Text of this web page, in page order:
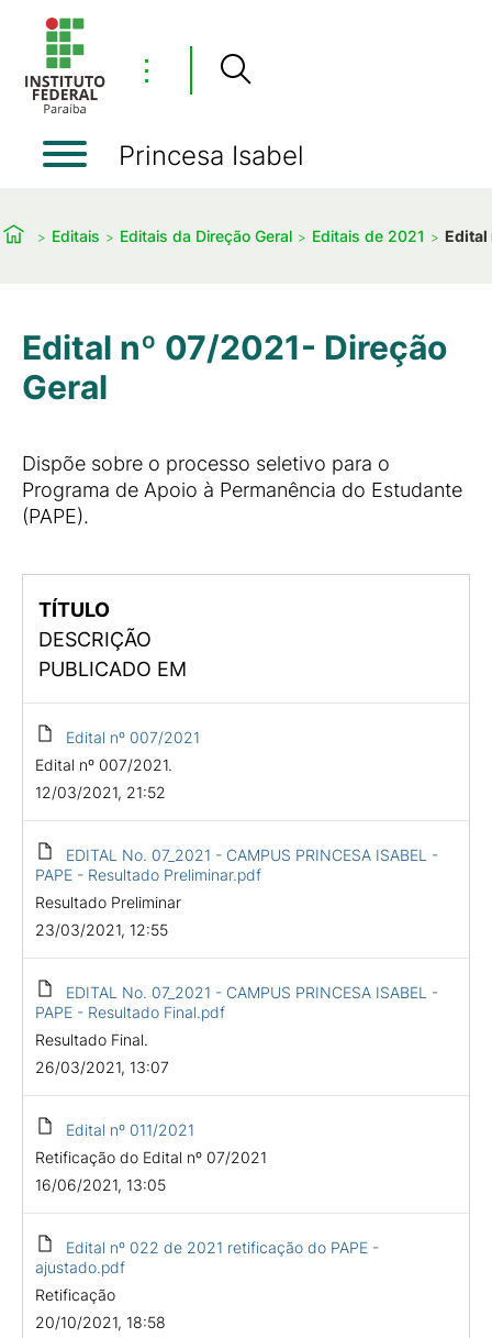
⋮
Princesa Isabel
Editais Editais da Direção Geral Editais de 2021 Edital
Edital nº 07/2021- Direção
Geral
Dispõe sobre o processo seletivo para o
Programa de Apoio à Permanência do Estudante
(PAPE).
TÍTULO
DESCRIÇÃO
PUBLICADO EM
Edital nº 007/2021
Edital nº 007/2021.
12/03/2021, 21:52
EDITAL No. 07_2021 - CAMPUS PRINCESA ISABEL -
PAPE - Resultado Preliminar.pdf
Resultado Preliminar
23/03/2021, 12:55
EDITAL No. 07_2021 - CAMPUS PRINCESA ISABEL -
PAPE - Resultado Final.pdf
Resultado Final.
26/03/2021, 13:07
Edital nº 011/2021
Retificação do Edital nº 07/2021
16/06/2021, 13:05
Edital nº 022 de 2021 retificação do PAPE -
ajustado.pdf
Retificação
20/10/2021, 18:58